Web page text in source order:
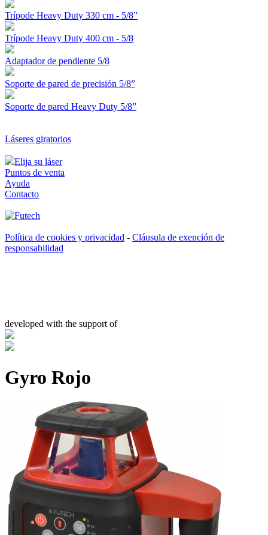
Trípode Heavy Duty 330 cm - 5/8”
Trípode Heavy Duty 400 cm - 5/8
Adaptador de pendiente 5/8
Soporte de pared de precisión 5/8”
Soporte de pared Heavy Duty 5/8”
Láseres giratorios
Elija su láser
Puntos de venta
Ayuda
Contacto
Política de cookies y privacidad - Cláusula de exención de
responsabilidad
developed with the support of
Gyro Rojo